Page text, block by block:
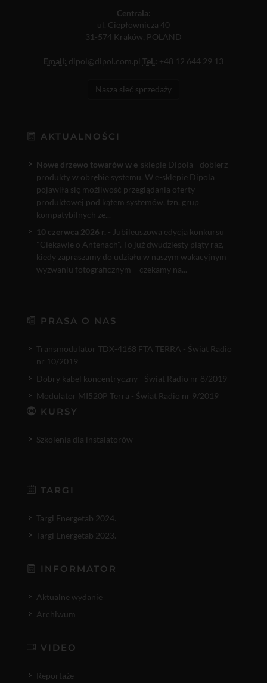
Centrala:
ul. Ciepłownicza 40
31-574 Kraków, POLAND
Email: dipol@dipol.com.pl Tel.: +48 12 644 29 13
Nasza sieć sprzedaży
AKTUALNOŚCI
Nowe drzewo towarów w e-sklepie Dipola - dobierz
produkty w obrębie systemu. W e-sklepie Dipola
pojawiła się możliwość przeglądania oferty
produktowej pod kątem systemów, tzn. grup
kompatybilnych ze...
10 czerwca 2026 r. - Jubileuszowa edycja konkursu
"Ciekawie o Antenach". To już dwudziesty piąty raz,
kiedy zapraszamy do udziału w naszym wakacyjnym
wyzwaniu fotograficznym – czekamy na...
PRASA O NAS
Transmodulator TDX-4168 FTA TERRA - Świat Radio
nr 10/2019
Dobry kabel koncentryczny - Świat Radio nr 8/2019
Modulator MI520P Terra - Świat Radio nr 9/2019
KURSY
Szkolenia dla instalatorów
TARGI
Targi Energetab 2024.
Targi Energetab 2023.
INFORMATOR
Aktualne wydanie
Archiwum
VIDEO
Reportaże